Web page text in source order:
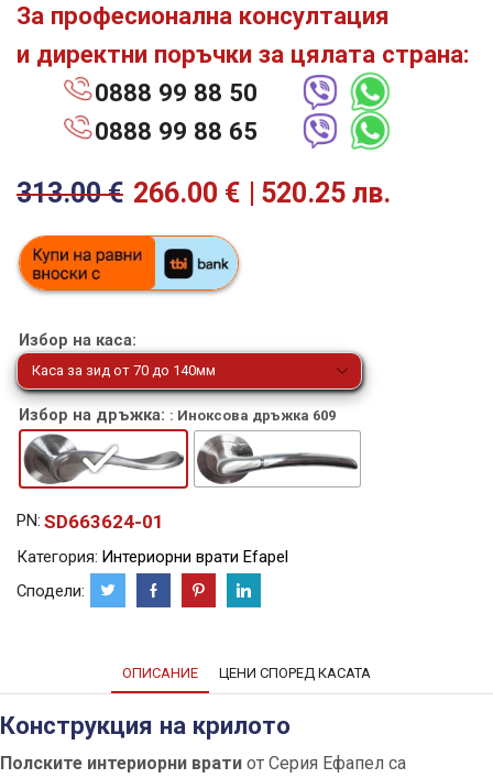
За професионална консултация
и директни поръчки за цялата страна:
0888 99 88 50
0888 99 88 65
313.00€ 266.00 € 520.25 лв.
Избор на каса:
Избор на дръжка: : Иноксова дръжка 609
PN: SD663624-01
Категория: Интериорни врати Efapel
Сподели:
ОПИСАНИЕ ЦЕНИ СПОРЕД КАСАТА
Конструкция на крилото
Полските интериорни врати от Серия Ефапел са